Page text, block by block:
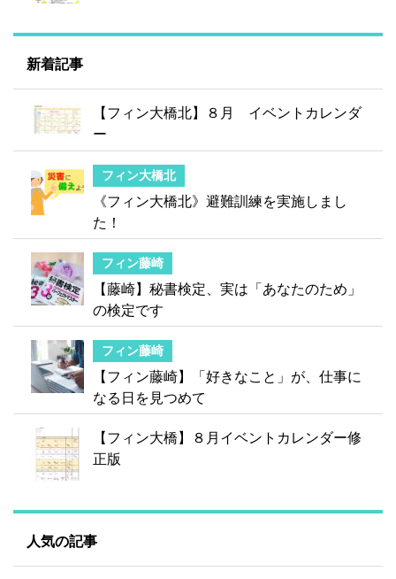
新着記事
【フィン大橋北】８月 イベントカレンダ
ー
フィン大橋北
《フィン大橋北》避難訓練を実施しまし
た！
フィン藤崎
【藤崎】秘書検定、実は「あなたのため」
の検定です
フィン藤崎
【フィン藤崎】「好きなこと」が、仕事に
なる日を見つめて
【フィン大橋】８月イベントカレンダー修
正版
人気の記事